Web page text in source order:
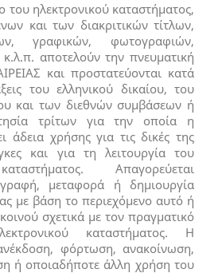
του ηλεκτρονικού καταστήματος,
και των διακριτικών τίτλων,
γραφικών, φωτογραφιών,
αποτελούν την πνευματική
και προστατεύονται κατά
του ελληνικού δικαίου, του
και των διεθνών συμβάσεων ή
τρίτων για την οποία η
άδεια χρήσης για τις δικές της
και για τη λειτουργία του
Απαγορεύεται
μεταφορά ή δημιουργία
με βάση το περιεχόμενο αυτό ή
σχετικά με τον πραγματικό
καταστήματος. Η
φόρτωση, ανακοίνωση,
ή οποιαδήποτε άλλη χρήση του